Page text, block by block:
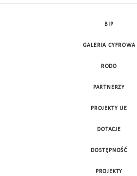
BIP
GALERIA CYFROWA
RODO
PARTNERZY
PROJEKTY UE
DOTACJE
DOSTĘPNOŚĆ
PROJEKTY